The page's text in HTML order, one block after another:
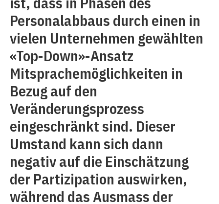
Personalabbaus durch einen in
vielen Unternehmen gewählten
«Top-Down»-Ansatz
Mitsprachemöglichkeiten in
Bezug auf den
Veränderungsprozess
eingeschränkt sind. Dieser
Umstand kann sich dann
negativ auf die Einschätzung
der Partizipation auswirken,
während das Ausmass der